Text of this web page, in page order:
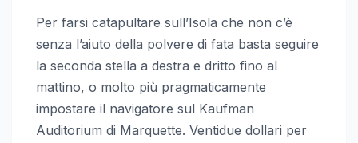
Per farsi catapultare sull’Isola che non c’è
senza l’aiuto della polvere di fata basta seguire
la seconda stella a destra e dritto fino al
mattino, o molto più pragmaticamente
impostare il navigatore sul Kaufman
Auditorium di Marquette. Ventidue dollari per